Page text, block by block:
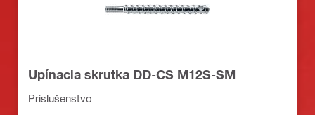
Upínacia skrutka DD-CS M12S-SM
Príslušenstvo